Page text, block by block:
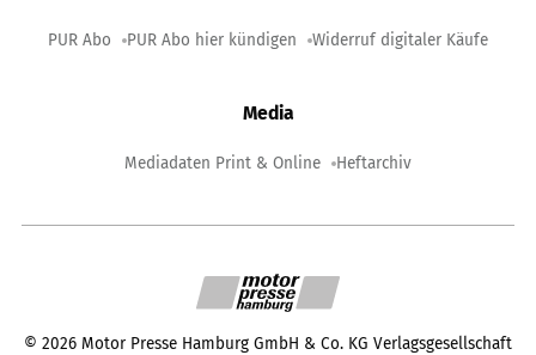
PUR Abo PUR Abo hier kündigen Widerruf digitaler Käufe
Media
Mediadaten Print & Online Heftarchiv
© 2026 Motor Presse Hamburg GmbH & Co. KG Verlagsgesellschaft